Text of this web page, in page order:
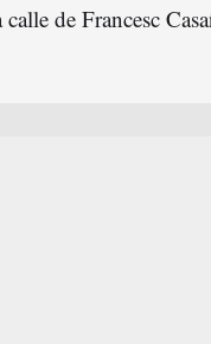
calle de Francesc